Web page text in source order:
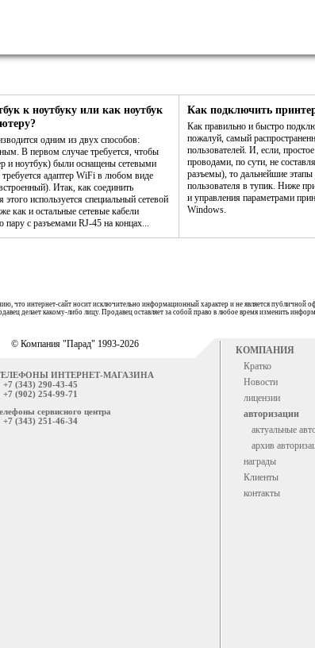
к ноутбуку или как ноутбук
одним из двух способов:
В первом случае требуется, чтобы
и ноутбук) были оснащены сетевыми
адаптер WiFi в любом виде
Итак, как соединить
используется специальный сетевой
как и остальные сетевые кабели
пару с разъемами RJ-45 на концах...
Как подключить
Как правильно и быстро
пожалуй, самый
пользователей. И, если,
проводами, по сути, не
разъемы), то дальнейшие этапы
пользователя в тупик. Ниже
и управления параметрами
Windows.
что интернет-сайт носит исключительно информационный характер и не является
делает какому-либо лицу. Продавец оставляет за собой право в любое время изменить
© Компания "Парад" 1993-2026
ИНТЕРНЕТ-МАГАЗИНА
+7 (343) 290-43-45
+7 (902) 254-99-71
сервисного центра
+7 (343) 251-46-34
КОМПАНИЯ
Кратко
Новости
лицензии
авторизации
актуальные
архив
награды
Клиенты
контакты